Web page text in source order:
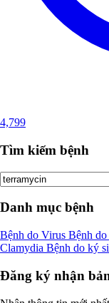
4,799
Tìm kiếm bệnh
Danh mục bệnh
Bệnh do Virus Bệnh
Clamydia Bệnh do ký
Đăng ký nhận